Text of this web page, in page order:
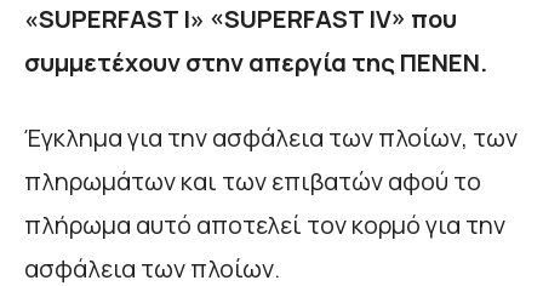
«SUPERFAST I» «SUPERFAST IV» που
συμμετέχουν στην απεργία της ΠΕΝΕΝ.
Έγκλημα για την ασφάλεια των πλοίων, των
πληρωμάτων και των επιβατών αφού το
πλήρωμα αυτό αποτελεί τον κορμό για την
ασφάλεια των πλοίων.